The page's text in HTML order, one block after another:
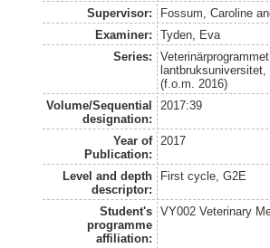
Supervisor:
Fossum, Caroline
Examiner:
Tyden, Eva
Series:
(f.o.m. 2016)
Volume/Sequential
designation:
2017:39
Year of
Publication:
2017
Level and depth
descriptor:
First cycle, G2E
Student's
programme
affiliation:
VY002 Veterinary